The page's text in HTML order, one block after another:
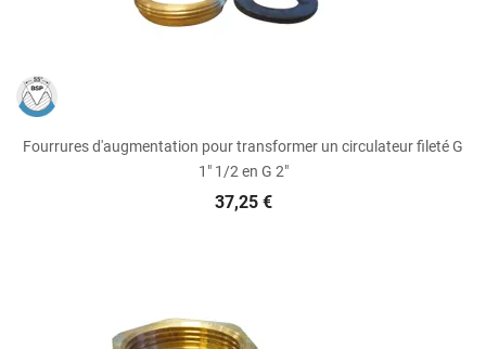
Fourrures d'augmentation pour transformer un circulateur fileté G
1" 1/2 en G 2"
37,25 €